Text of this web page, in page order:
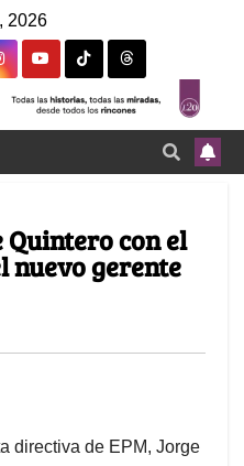
2026
Quintero con el
nuevo gerente
directiva de EPM, Jorge